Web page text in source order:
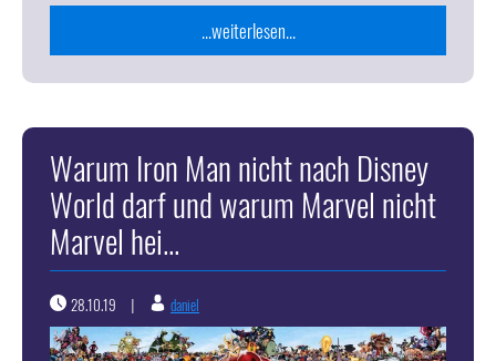
...weiterlesen...
Warum Iron Man nicht nach Disney
World darf und warum Marvel nicht
Marvel hei...
28.10.19 | daniel